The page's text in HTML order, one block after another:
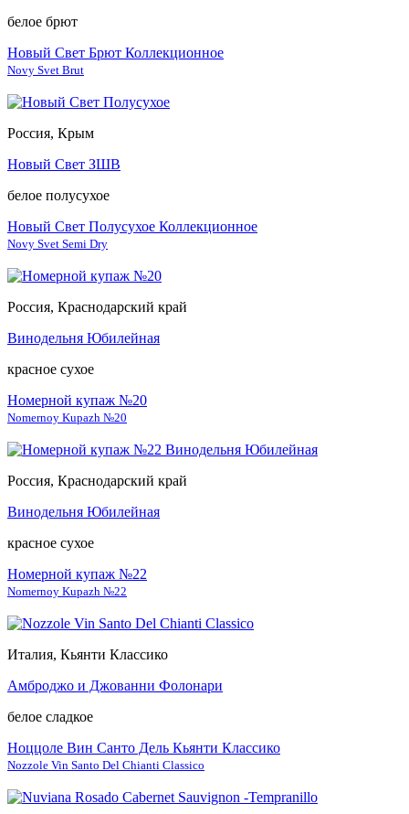
белое брют
Новый Свет Брют Коллекционное
Novy Svet Brut
Россия, Крым
Новый Свет ЗШВ
белое полусухое
Новый Свет Полусухое Коллекционное
Novy Svet Semi Dry
Россия, Краснодарский край
Винодельня Юбилейная
красное сухое
Номерной купаж №20
Nomernoy Kupazh №20
Россия, Краснодарский край
Винодельня Юбилейная
красное сухое
Номерной купаж №22
Nomernoy Kupazh №22
Италия, Кьянти Классико
Амброджо и Джованни Фолонари
белое сладкое
Ноццоле Вин Санто Дель Кьянти Классико
Nozzole Vin Santo Del Chianti Classico